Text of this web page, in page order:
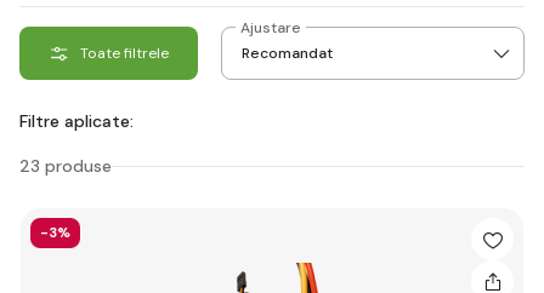
Toate filtrele
Ajustare
Filtre aplicate:
23 produse
-3%